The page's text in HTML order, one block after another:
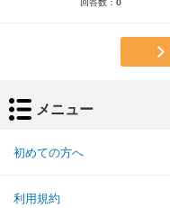
メニュー
初めての方へ
利用規約